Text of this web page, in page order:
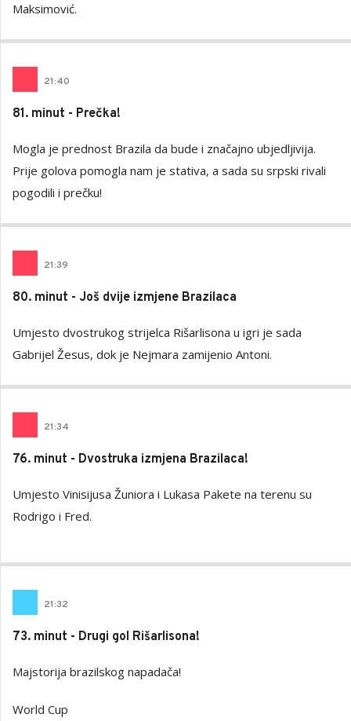
Maksimović.
21:40
81. minut - Prečka!
Mogla je prednost Brazila da bude i značajno ubjedljivija.
Prije golova pomogla nam je stativa, a sada su srpski rivali
pogodili i prečku!
21:39
80. minut - Još dvije izmjene Brazilaca
Umjesto dvostrukog strijelca Rišarlisona u igri je sada
Gabrijel Žesus, dok je Nejmara zamijenio Antoni.
21:34
76. minut - Dvostruka izmjena Brazilaca!
Umjesto Vinisijusa Žuniora i Lukasa Pakete na terenu su
Rodrigo i Fred.
21:32
73. minut - Drugi gol Rišarlisona!
Majstorija brazilskog napadača!
World Cup